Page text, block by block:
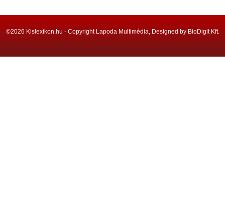
©2026 Kislexikon.hu - Copyright Lapoda Multimédia, Designed by BioDigit Kft.